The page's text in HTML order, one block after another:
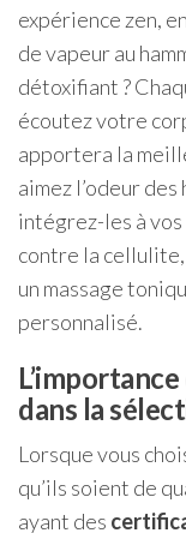
expérience zen,
de vapeur au
détoxifiant ?
écoutez votre
apportera la
aimez l’odeur
intégrez-les à vos
contre la
un massage
personnalisé.
dans la
Lorsque vous
qu’ils soient de
ayant des